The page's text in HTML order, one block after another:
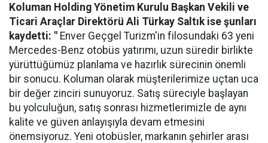
Koluman Holding Yönetim Kurulu Başkan Vekili ve
Ticari Araçlar Direktörü Ali Türkay Saltık ise şunları
kaydetti: " Enver Geçgel Turizm'in filosundaki 63 yeni
Mercedes-Benz otobüs yatırımı, uzun süredir birlikte
yürüttüğümüz planlama ve hazırlık sürecinin önemli
bir sonucu. Koluman olarak müşterilerimize uçtan uca
bir değer zinciri sunuyoruz. Satış süreciyle başlayan
bu yolculuğun, satış sonrası hizmetlerimizle de aynı
kalite ve güven anlayışıyla devam etmesini
önemsiyoruz. Yeni otobüsler, markanın şehirler arası